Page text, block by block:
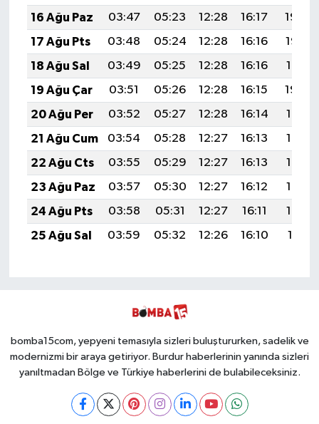
16 Ağu Paz
03:47 05:23 12:28 16:17
19:24
17 Ağu Pts
03:48 05:24 12:28 16:16
19:23
18 Ağu Sal
03:49 05:25 12:28 16:16
19:21
19 Ağu Çar
03:51 05:26 12:28 16:15
19:20
20 Ağu Per
03:52 05:27 12:28 16:14
19:18
21 Ağu Cum
03:54 05:28 12:27 16:13
19:17
22 Ağu Cts
03:55 05:29 12:27 16:13
19:15
23 Ağu Paz
03:57 05:30 12:27 16:12
19:14
24 Ağu Pts
03:58 05:31 12:27 16:11
19:12
25 Ağu Sal
03:59 05:32 12:26 16:10 19:11
bomba15com, yepyeni temasıyla sizleri buluştururken, sadelik ve
modernizmi bir araya getiriyor. Burdur haberlerinin yanında sizleri
yanıltmadan Bölge ve Türkiye haberlerini de bulabileceksiniz.